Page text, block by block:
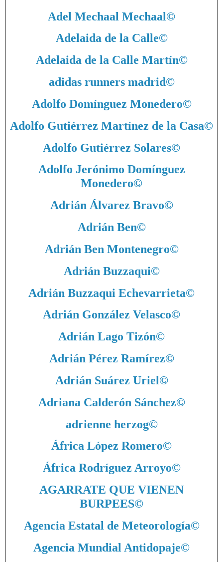
Adel Mechaal Mechaal©
Adelaida de la Calle©
Adelaida de la Calle Martín©
adidas runners madrid©
Adolfo Domínguez Monedero©
Adolfo Gutiérrez Martínez de la Casa©
Adolfo Gutiérrez Solares©
Adolfo Jerónimo Domínguez
Monedero©
Adrián Álvarez Bravo©
Adrián Ben©
Adrián Ben Montenegro©
Adrián Buzzaqui©
Adrián Buzzaqui Echevarrieta©
Adrián González Velasco©
Adrián Lago Tizón©
Adrián Pérez Ramírez©
Adrián Suárez Uriel©
Adriana Calderón Sánchez©
adrienne herzog©
África López Romero©
África Rodríguez Arroyo©
AGARRATE QUE VIENEN
BURPEES©
Agencia Estatal de Meteorología©
Agencia Mundial Antidopaje©